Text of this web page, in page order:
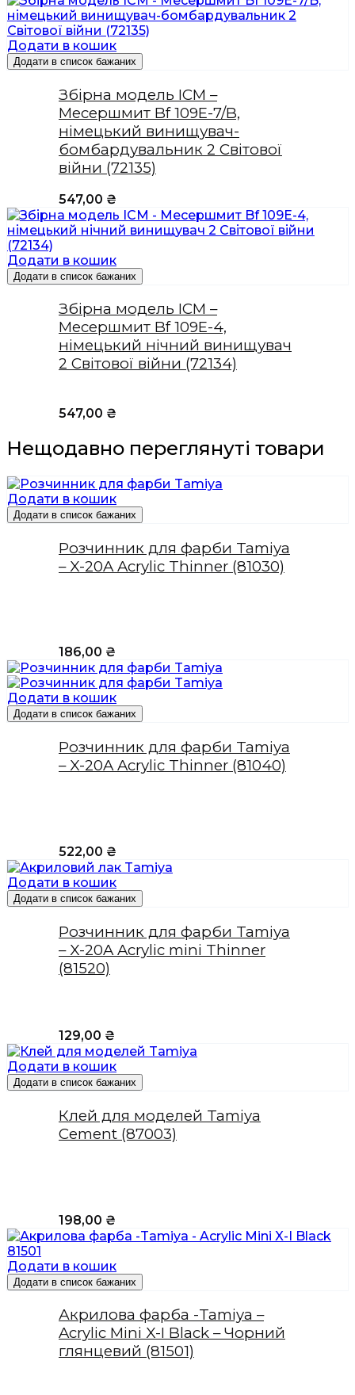
Додати в кошик
Додати в список бажаних
Збірна модель ICM –
Месершмит Bf 109E-7/B,
німецький винищувач-
бомбардувальник 2 Світової
війни (72135)
547,00 ₴
Додати в кошик
Додати в список бажаних
Збірна модель ICM –
Месершмит Bf 109E-4,
німецький нічний винищувач
2 Світової війни (72134)
547,00 ₴
Нещодавно переглянуті товари
Додати в кошик
Додати в список бажаних
Розчинник для фарби Tamiya
– X-20A Acrylic Thinner (81030)
186,00 ₴
Додати в кошик
Додати в список бажаних
Розчинник для фарби Tamiya
– X-20A Acrylic Thinner (81040)
522,00 ₴
Додати в кошик
Додати в список бажаних
Розчинник для фарби Tamiya
– X-20A Acrylic mini Thinner
(81520)
129,00 ₴
Додати в кошик
Додати в список бажаних
Клей для моделей Tamiya
Cement (87003)
198,00 ₴
Додати в кошик
Додати в список бажаних
Акрилова фарба -Tamiya –
Acrylic Mini X-I Black – Чорний
глянцевий (81501)